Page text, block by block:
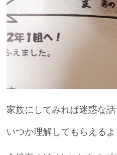
家族にしてみれば迷惑な話
いつか理解してもらえるよ